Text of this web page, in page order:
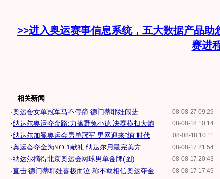
>>进入奥运赛事信息系统，五大数据产品助
赛进
相关新闻
08-08-27 09:29
·奥运会女单冠军马不停蹄 德门蒂耶娃闯进...
08-08-18 10:14
·纳达尔奥运夺金路:力擒野兔小德 决赛横扫大炮
08-08-18 10:11
·纳达尔加冕奥运会男单冠军 男网迎来"纳"时代
08-08-17 21:54
·奥运会夺金为NO.1献礼 纳达尔用最完美方...
08-08-17 20:43
·纳达尔摘得北京奥运会网球男单金牌(图)
08-08-17 17:49
·直击:德门蒂耶娃喜极而泣 称不敢相信奥运夺金